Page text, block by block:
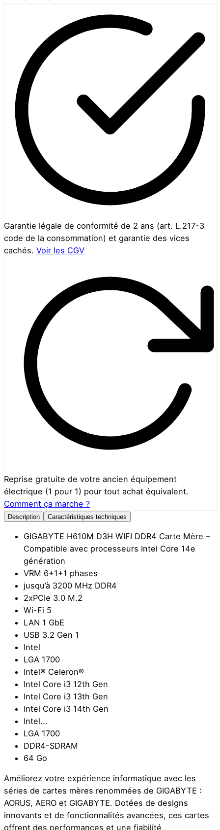
Garantie légale de conformité de 2 ans (art. L.217-3
code de la consommation) et garantie des vices
cachés. Voir les CGV
Reprise gratuite de votre ancien équipement
électrique (1 pour 1) pour tout achat équivalent.
Comment ça marche ?
Description Caractéristiques techniques
GIGABYTE H610M D3H WIFI DDR4 Carte Mère –
Compatible avec processeurs Intel Core 14e
génération
VRM 6+1+1 phases
jusqu’à 3200 MHz DDR4
2xPCIe 3.0 M.2
Wi-Fi 5
LAN 1 GbE
USB 3.2 Gen 1
Intel
LGA 1700
Intel® Celeron®
Intel Core i3 12th Gen
Intel Core i3 13th Gen
Intel Core i3 14th Gen
Intel...
LGA 1700
DDR4-SDRAM
64 Go
Améliorez votre expérience informatique avec les
séries de cartes mères renommées de GIGABYTE :
AORUS, AERO et GIGABYTE. Dotées de designs
innovants et de fonctionnalités avancées, ces cartes
offrent des performances et une fiabilité